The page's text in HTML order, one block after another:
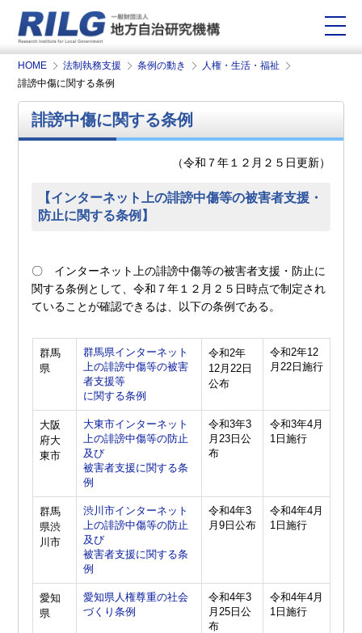
HOME 法制執務支援 条例の動き
人権・生活・福祉
誹謗中傷に関する条例
誹謗中傷に関する条例
（令和７年１２月２５日更新）
【インターネット上の誹謗中傷等の被害者支援・
防止に関する条例】
〇 インターネット上の誹謗中傷等の被害者支援・防止に
関する条例として、令和７年１２月２５日時点で制定され
ていることが確認できるは、以下の条例である。
群馬
県
群馬県インターネット
上の誹謗中傷等の被害
者支援等
に関する条例
令和2年
12月22日
公布
令和2年12
月22日施行
大阪
府大
東市
大東市インターネット
上の誹謗中傷等の防止
及び
被害者支援に関する条
例
令和3年3
月23日公
布
令和3年4月
1日施行
群馬
県渋
川市
渋川市インターネット
上の誹謗中傷等の防止
及び
被害者支援に関する条
例
令和4年3
月9日公布
令和4年4月
1日施行
愛知
県
愛知県人権尊重の社会
づくり条例
令和4年3
月25日公
布
令和4年4月
1日施行